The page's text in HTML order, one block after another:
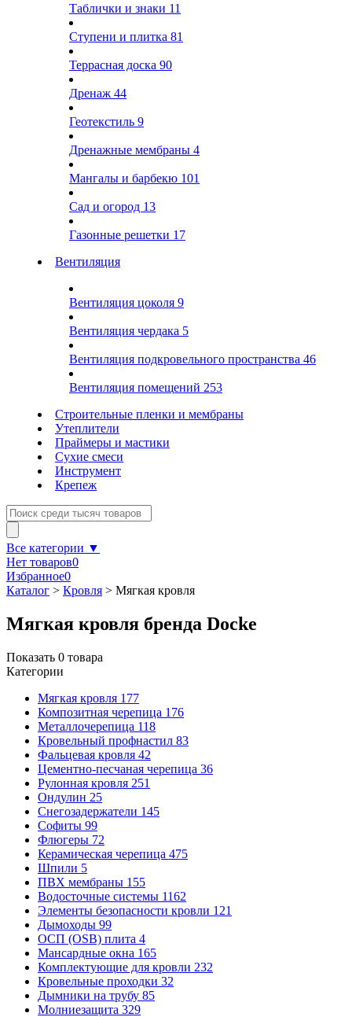
Таблички и знаки 11
Ступени и плитка 81
Террасная доска 90
Дренаж 44
Геотекстиль 9
Дренажные мембраны 4
Мангалы и барбекю 101
Сад и огород 13
Газонные решетки 17
Вентиляция
Вентиляция цоколя 9
Вентиляция чердака 5
Вентиляция подкровельного пространства 46
Вентиляция помещений 253
Строительные пленки и мембраны
Утеплители
Праймеры и мастики
Сухие смеси
Инструмент
Крепеж
Все категории ▼
Нет товаров0
Избранное0
Каталог > Кровля > Мягкая кровля
Мягкая кровля бренда Docke
Показать 0 товара
Категории
Мягкая кровля 177
Композитная черепица 176
Металлочерепица 118
Кровельный профнастил 83
Фальцевая кровля 42
Цементно-песчаная черепица 36
Рулонная кровля 251
Ондулин 25
Снегозадержатели 145
Софиты 99
Флюгеры 72
Керамическая черепица 475
Шпили 5
ПВХ мембраны 155
Водосточные системы 1162
Элементы безопасности кровли 121
Дымоходы 99
ОСП (OSB) плита 4
Мансардные окна 165
Комплектующие для кровли 232
Кровельные проходки 32
Дымники на трубу 85
Молниезащита 329